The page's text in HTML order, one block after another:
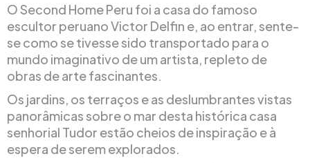
O Second Home Peru foi a casa do famoso
escultor peruano Victor Delfin e, ao entrar, sente-
se como se tivesse sido transportado para o
mundo imaginativo de um artista, repleto de
obras de arte fascinantes.
Os jardins, os terraços e as deslumbrantes vistas
panorâmicas sobre o mar desta histórica casa
senhorial Tudor estão cheios de inspiração e à
espera de serem explorados.